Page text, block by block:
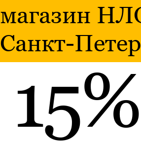
магазин
Санкт-
15%